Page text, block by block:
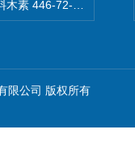
木素 446-72-0
限公司 版权所有